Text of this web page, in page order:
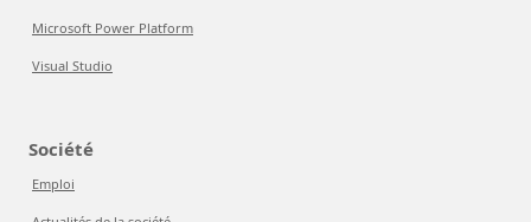
Microsoft Power Platform
Visual Studio
Société
Emploi